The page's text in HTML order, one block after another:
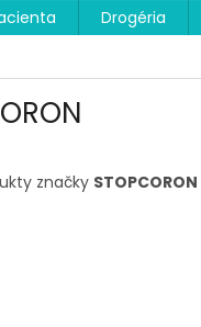
Drogéria
značky STOPCORON